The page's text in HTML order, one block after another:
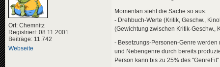
Ort: Chemnitz
Registriert: 08.11.2001
Beiträge: 11.742
Webseite
Momentan sieht die Sache so aus:
- Drehbuch-Werte (Kritik, Geschw.,
(Gewichtung zwischen Kritik-Geschw.,
- Besetzungs-Personen-Genre
und Nebengenre durch bereits
Person kann bis zu 25% des